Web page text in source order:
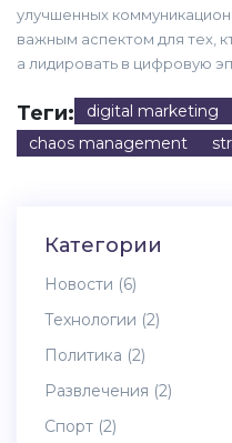
улучшенных
важным аспектом для тех,
а лидировать в цифровую
Теги: digital marketing
chaos management
Категории
Новости (6)
Технологии (2)
Политика (2)
Развлечения (2)
Спорт (2)